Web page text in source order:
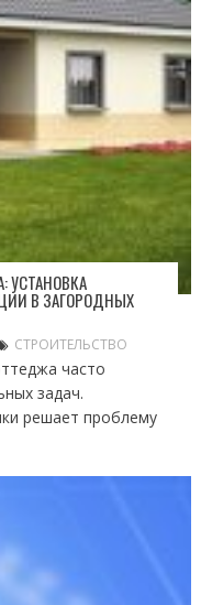
УСТАНОВКА
В ЗАГОРОДНЫХ
СТРОИТЕЛЬСТВО
часто
задач.
решает проблему